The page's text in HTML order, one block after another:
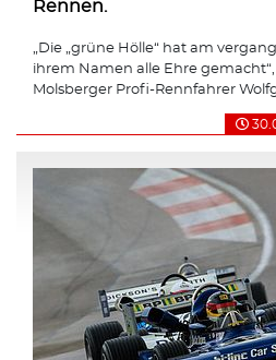
Rennen.
„Die „grüne Hölle“ hat am
ihrem Namen alle Ehre
Molsberger Profi-Rennfahrer